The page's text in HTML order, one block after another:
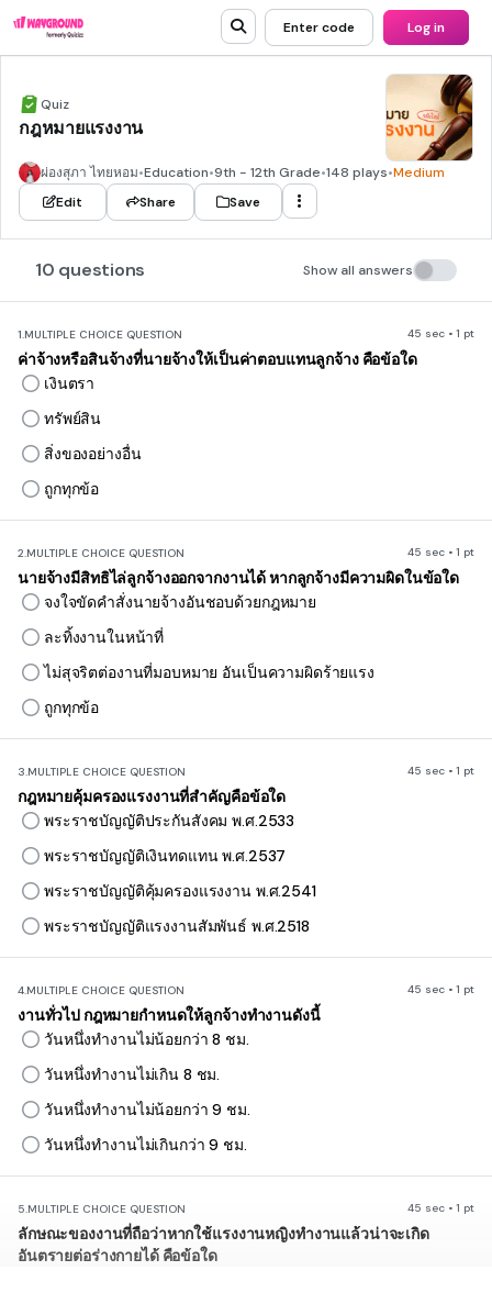
Enter code Log in
Quiz
กฎหมายแรงงาน
ผ่องสุภา ไทยหอม•Education•9th - 12th Grade•148 plays•Medium
Edit
Share Save
10 questions Show all answers
1.MULTIPLE CHOICE QUESTION 45 sec • 1 pt
ค่าจ้างหรือสินจ้างที่นายจ้างให้เป็นค่าตอบแทนลูกจ้าง คือข้อใด
เงินตรา
ทรัพย์สิน
สิ่งของอย่างอื่น
ถูกทุกข้อ
2.MULTIPLE CHOICE QUESTION 45 sec • 1 pt
นายจ้างมีสิทธิไล่ลูกจ้างออกจากงานได้ หากลูกจ้างมีความผิดในข้อใด
จงใจขัดคำสั่งนายจ้างอันชอบด้วยกฎหมาย
ละทิ้งงานในหน้าที่
ไม่สุจริตต่องานที่มอบหมาย อันเป็นความผิดร้ายแรง
ถูกทุกข้อ
3.MULTIPLE CHOICE QUESTION 45 sec • 1 pt
กฎหมายคุ้มครองแรงงานที่สำคัญคือข้อใด
พระราชบัญญัติประกันสังคม พ.ศ.2533
พระราชบัญญัติเงินทดแทน พ.ศ.2537
พระราชบัญญัติคุ้มครองแรงงาน พ.ศ.2541
พระราชบัญญัติแรงงานสัมพันธ์ พ.ศ.2518
4.MULTIPLE CHOICE QUESTION 45 sec • 1 pt
งานทั่วไป กฎหมายกำหนดให้ลูกจ้างทำงานดังนี้
วันหนึ่งทำงานไม่น้อยกว่า 8 ชม.
วันหนึ่งทำงานไม่เกิน 8 ชม.
วันหนึ่งทำงานไม่น้อยกว่า 9 ชม.
วันหนึ่งทำงานไม่เกินกว่า 9 ชม.
5.MULTIPLE CHOICE QUESTION 45 sec • 1 pt
ลักษณะของงานที่ถือว่าหากใช้แรงงานหญิงทำงานแล้วน่าจะเกิด
อันตรายต่อร่างกายได้ คือข้อใด